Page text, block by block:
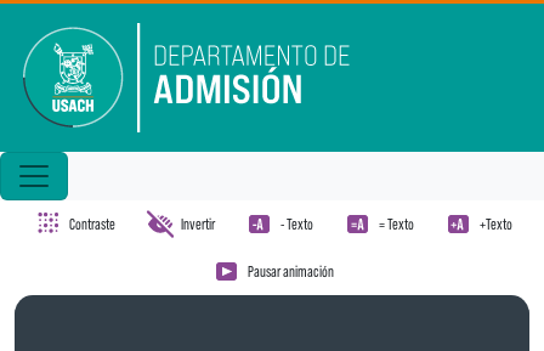
Contraste Invertir - Texto = Texto +Texto
Pausar animación